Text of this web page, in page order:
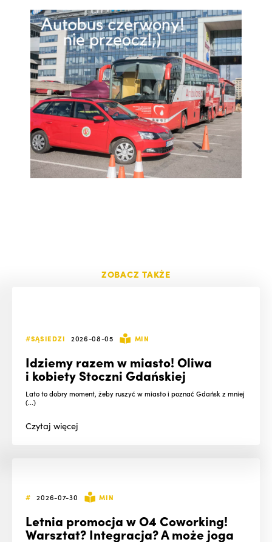
ZOBACZ TAKŻE
#SĄSIEDZI 2026-08-05 MIN
Idziemy razem w miasto! Oliwa
i kobiety Stoczni Gdańskiej
Lato to dobry moment, żeby ruszyć w miasto i poznać Gdańsk z mniej
(...)
Czytajwięcej
# 2026-07-30 MIN
Letnia promocja w O4 Coworking!
Warsztat? Integracja? A może joga